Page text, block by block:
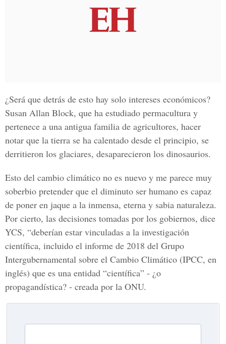
¿Será que detrás de esto hay solo intereses económicos?
Susan Allan Block, que ha estudiado permacultura y
pertenece a una antigua familia de agricultores, hacer
notar que la tierra se ha calentado desde el principio, se
derritieron los glaciares, desaparecieron los dinosaurios.
Esto del cambio climático no es nuevo y me parece muy
soberbio pretender que el diminuto ser humano es capaz
de poner en jaque a la inmensa, eterna y sabia naturaleza.
Por cierto, las decisiones tomadas por los gobiernos, dice
YCS, “deberían estar vinculadas a la investigación
científica, incluido el informe de 2018 del Grupo
Intergubernamental sobre el Cambio Climático (IPCC, en
inglés) que es una entidad “científica” - ¿o
propagandística? - creada por la ONU.